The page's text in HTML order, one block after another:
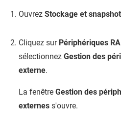
Ouvrez Stockage et
Cliquez sur Périphériques
sélectionnez Gestion des
externe.
La fenêtre Gestion des
externes s'ouvre.